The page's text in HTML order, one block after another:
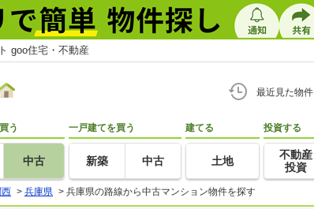
goo住宅・不動産
最近見た物件
う
中古
一戸建てを買う
新築 中古
建てる
土地
投資する
不動産
投資
西 > 兵庫県 > 兵庫県の路線から中古マンション物件を探す